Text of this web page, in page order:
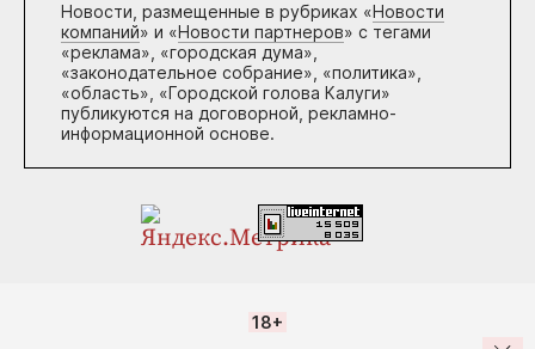
Новости, размещенные в рубриках «Новости
компаний» и «Новости партнеров» с тегами
«реклама», «городская дума»,
«законодательное собрание», «политика»,
«область», «Городской голова Калуги»
публикуются на договорной, рекламно-
информационной основе.
18+